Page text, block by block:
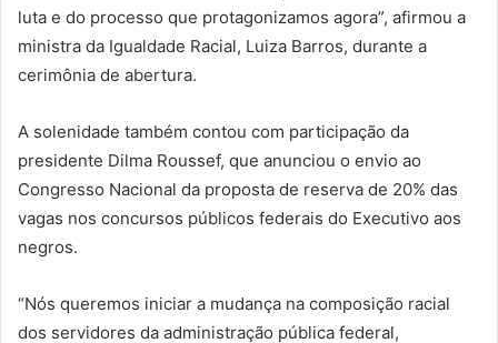
luta e do processo que protagonizamos agora”, afirmou a
ministra da Igualdade Racial, Luiza Barros, durante a
cerimônia de abertura.
A solenidade também contou com participação da
presidente Dilma Roussef, que anunciou o envio ao
Congresso Nacional da proposta de reserva de 20% das
vagas nos concursos públicos federais do Executivo aos
negros.
“Nós queremos iniciar a mudança na composição racial
dos servidores da administração pública federal,